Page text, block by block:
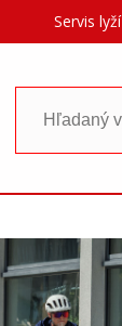
Servis lyží